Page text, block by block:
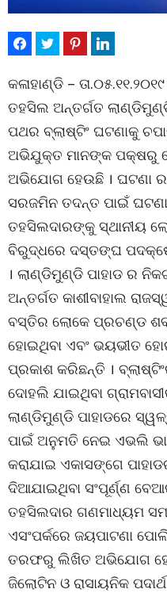
କଳାହାଣ୍ଡି –
ତହସିଲ ଅନ୍ତର୍ଗତ
ପଥର ବ୍ଲାଷ୍ଟିଂ ଘଟଣାକୁ
ଅଭିଯୁକ୍ତ ମାନଙ୍କ ପକ୍ଷରୁ
ଅଭିଯୋଗ ହେଉଛି । ଘଟଣା
ସରଜମିନ ତଦନ୍ତ ପାଇଁ
ତହସିଲଦାରଙ୍କୁ ସ୍ଥାନୀୟ
ବିରୁଦ୍ଧରେ ଦସ୍ତଙ୍ଘ
। ଲାଣ୍ଡିମୁଣ୍ଡି ପାହାଡ ର
ଅନ୍ତର୍ଗତ କାଶୀବାହାଲ
ବସ୍ତିର ଲୋକେ ପ୍ରଚଣ୍ଡ
ହୋଇଥିବା ଏବଂ ଭୟଭୀତ
ପ୍ରକାଶ କରିଛନ୍ତି ।
ଦୋହଲି ଯାଇଥିବା
ଲାଣ୍ଡିମୁଣ୍ଡି ପାହାଡରେ
ପାଇଁ ଅନୁମତି ନେଇ ଏଭଲି
କରାଯାଇ ଏକାସଙ୍ଗେ
ଦିଆଯାଇଥିବା ସଂପୂର୍ଣ୍ଣ
ତହସିଲଦାର ଗଣମାଧ୍ୟମ
ଏସଂପର୍କରେ ଜୟପାଟଣା
ତରଫରୁ ଲିଖିତ ଅଭିଯୋଗ
ଜିଲୋଟିନ ଓ ରାସାୟନିକ